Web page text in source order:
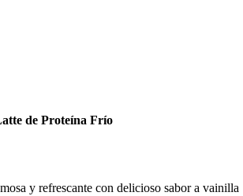
de Proteína Frío
y refrescante con delicioso sabor a vainilla